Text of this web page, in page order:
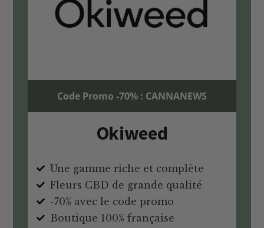
Code Promo -70% : CANNANEWS
Okiweed
Une gamme riche et complète
Fleurs CBD de grande qualité
-70% avec le code promo
Boutique 100% française